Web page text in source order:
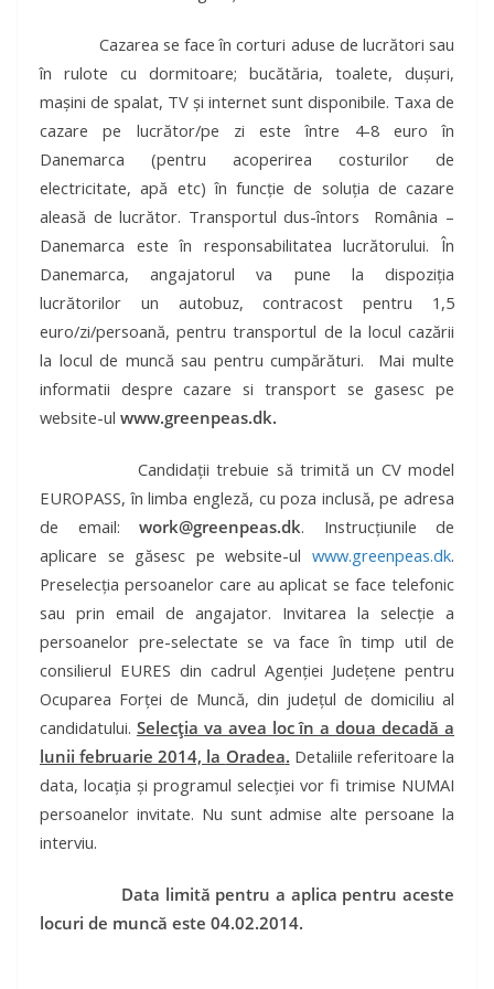
Cazarea se face în corturi aduse de lucrători sau
în rulote cu dormitoare; bucătăria, toalete, dușuri,
mașini de spalat, TV și internet sunt disponibile. Taxa de
cazare pe lucrător/pe zi este între 4-8 euro în
Danemarca (pentru acoperirea costurilor de
electricitate, apă etc) în funcție de soluția de cazare
aleasă de lucrător. Transportul dus-întors
România –
Danemarca este în responsabilitatea lucrătorului. În
Danemarca, angajatorul va pune la dispoziția
lucrătorilor un autobuz, contracost pentru 1,5
euro/zi/persoană, pentru transportul de la locul cazării
la locul de muncă sau pentru cumpărături.
Mai multe
informatii despre cazare si transport se gasesc pe
website-ul www.greenpeas.dk.
Candidații trebuie să trimită un CV model
EUROPASS, în limba engleză, cu poza inclusă, pe adresa
de email: work@greenpeas.dk. Instrucțiunile de
aplicare se găsesc pe website-ul www.greenpeas.dk.
Preselecția persoanelor care au aplicat se face telefonic
sau prin email de angajator. Invitarea la selecție a
persoanelor pre-selectate se va face în timp util de
consilierul EURES din cadrul Agenției Județene pentru
Ocuparea Forței de Muncă, din județul de domiciliu al
candidatului. Selecția va avea loc în a doua decadă a
lunii februarie 2014, la Oradea. Detaliile referitoare la
data, locația și programul selecției vor fi trimise NUMAI
persoanelor invitate. Nu sunt admise alte persoane la
interviu.
Data limită pentru a aplica pentru aceste
locuri de muncă este 04.02.2014.